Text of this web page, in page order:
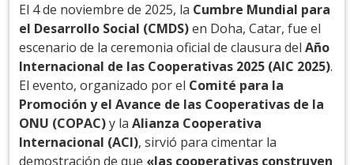
El 4 de noviembre de 2025, la Cumbre Mundial para
el Desarrollo Social (CMDS)en Doha, Catar, fue el
escenario de la ceremonia oficial de clausura del Año
Internacional de las Cooperativas 2025 (AIC 2025).
El evento, organizado por el Comité para la
Promoción y el Avance de las Cooperativas de la
ONU (COPAC)y la Alianza Cooperativa
Internacional (ACI), sirvió para cimentar la
demostración de que «las cooperativas construyen